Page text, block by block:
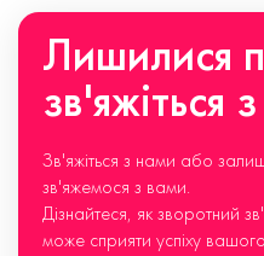
Лишилися
зв'яжіться
Зв'яжіться з нами або
зв'яжемося з вами.
Дізнайтеся, як зворотний
може сприяти успіху